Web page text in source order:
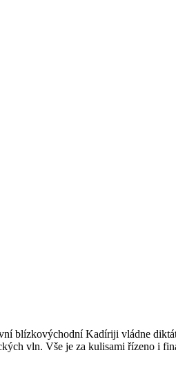
blízkovýchodní Kadíriji vládne
vln. Vše je za kulisami řízeno i